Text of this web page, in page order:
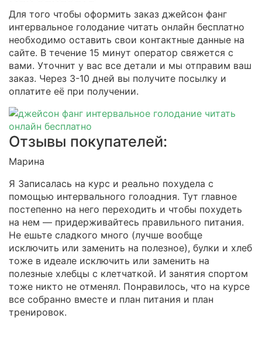
Для того чтобы оформить заказ джейсон фанг
интервальное голодание читать онлайн бесплатно
необходимо оставить свои контактные данные на
сайте. В течение 15 минут оператор свяжется с
вами. Уточнит у вас все детали и мы отправим ваш
заказ. Через 3-10 дней вы получите посылку и
оплатите её при получении.
Отзывы покупателей:
Марина
Я Записалась на курс и реально похудела с
помощью интервального голоадния. Тут главное
постепенно на него переходить и чтобы похудеть
на нем — придерживайтесь правильного питания.
Не ешьте сладкого много (лучше вообще
исключить или заменить на полезное), булки и хлеб
тоже в идеале исключить или заменить на
полезные хлебцы с клетчаткой. И занятия спортом
тоже никто не отменял. Понравилось, что на курсе
все собранно вместе и план питания и план
тренировок.